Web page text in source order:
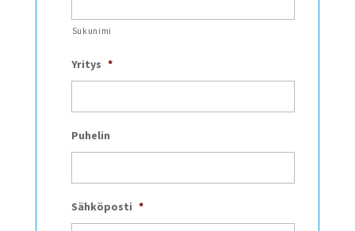
Sukunimi
Yritys *
Puhelin
Sähköposti *